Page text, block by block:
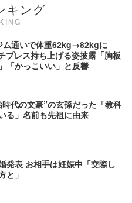
キング
ム通いで体重62kg→82kgに
プレス持ち上げる姿披露「胸板
「かっこいい」と反響
代の文豪”の玄孫だった「教科
る」名前も先祖に由来
発表 お相手は妊娠中「交際し
と」